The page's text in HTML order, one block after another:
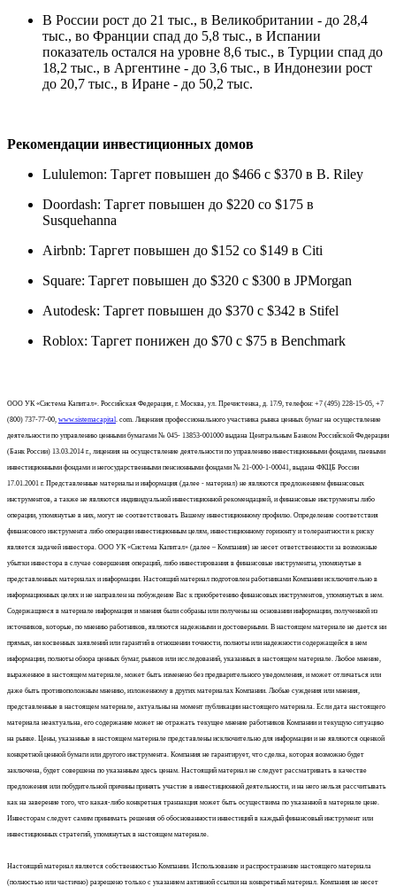
В России рост до 21 тыс., в Великобритании - до 28,4
тыс., во Франции спад до 5,8 тыс., в Испании
показатель остался на уровне 8,6 тыс., в Турции спад до
18,2 тыс., в Аргентине - до 3,6 тыс., в Индонезии рост
до 20,7 тыс., в Иране - до 50,2 тыс.
Рекомендации инвестиционных домов
Lululemon: Таргет повышен до $466 с $370 в B. Riley
Doordash: Таргет повышен до $220 со $175 в
Susquehanna
Airbnb: Таргет повышен до $152 со $149 в Citi
Square: Таргет повышен до $320 с $300 в JPMorgan
Autodesk: Таргет повышен до $370 с $342 в Stifel
Roblox: Таргет понижен до $70 с $75 в Benchmark
ООО УК «Система Капитал». Российская Федерация, г. Москва, ул. Пречистенка, д. 17/9, телефон: +7 (495) 228-15-05, +7
(800) 737-77-00, www.sistemacapital. com. Лицензия профессионального участника рынка ценных бумаг на осуществление
деятельности по управлению ценными бумагами № 045- 13853-001000 выдана Центральным Банком Российской Федерации
(Банк России) 13.03.2014 г., лицензия на осуществление деятельности по управлению инвестиционными фондами, паевыми
инвестиционными фондами и негосударственными пенсионными фондами № 21-000-1-00041, выдана ФКЦБ России
17.01.2001 г. Представленные материалы и информация (далее - материал) не являются предложением финансовых
инструментов, а также не являются индивидуальной инвестиционной рекомендацией, и финансовые инструменты либо
операции, упомянутые в них, могут не соответствовать Вашему инвестиционному профилю. Определение соответствия
финансового инструмента либо операции инвестиционным целям, инвестиционному горизонту и толерантности к риску
является задачей инвестора. ООО УК «Система Капитал» (далее – Компания) не несет ответственности за возможные
убытки инвестора в случае совершения операций, либо инвестирования в финансовые инструменты, упомянутые в
представленных материалах и информации. Настоящий материал подготовлен работниками Компании исключительно в
информационных целях и не направлен на побуждение Вас к приобретению финансовых инструментов, упомянутых в нем.
Содержащиеся в материале информация и мнения были собраны или получены на основании информации, полученной из
источников, которые, по мнению работников, являются надежными и достоверными. В настоящем материале не дается ни
прямых, ни косвенных заявлений или гарантий в отношении точности, полноты или надежности содержащейся в нем
информации, полноты обзора ценных бумаг, рынков или исследований, указанных в настоящем материале. Любое мнение,
выраженное в настоящем материале, может быть изменено без предварительного уведомления, и может отличаться или
даже быть противоположным мнению, изложенному в других материалах Компании. Любые суждения или мнения,
представленные в настоящем материале, актуальны на момент публикации настоящего материала. Если дата настоящего
материала неактуальна, его содержание может не отражать текущее мнение работников Компании и текущую ситуацию
на рынке. Цены, указанные в настоящем материале представлены исключительно для информации и не являются оценкой
конкретной ценной бумаги или другого инструмента. Компания не гарантирует, что сделка, которая возможно будет
заключена, будет совершена по указанным здесь ценам. Настоящий материал не следует рассматривать в качестве
предложения или побудительной причины принять участие в инвестиционной деятельности, и на него нельзя рассчитывать
как на заверение того, что какая-либо конкретная транзакция может быть осуществима по указанной в материале цене.
Инвесторам следует самим принимать решения об обоснованности инвестиций в каждый финансовый инструмент или
инвестиционных стратегий, упомянутых в настоящем материале.
Настоящий материал является собственностью Компании. Использование и распространение настоящего материала
(полностью или частично) разрешено только с указанием активной ссылки на конкретный материал. Компания не несет